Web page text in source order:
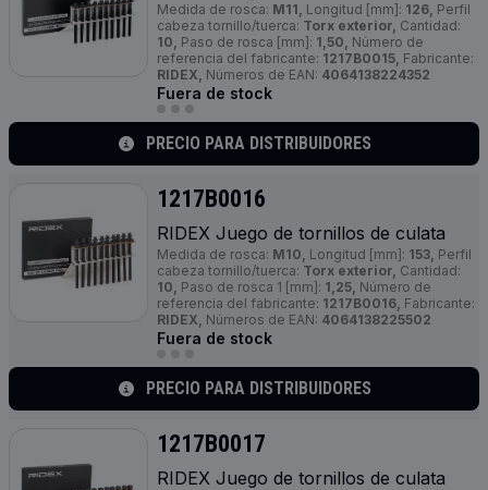
Medida de rosca: M11, Longitud [mm]: 126, Perfil
cabeza tornillo/tuerca: Torx exterior, Cantidad:
10, Paso de rosca [mm]: 1,50, Número de
referencia del fabricante: 1217B0015, Fabricante:
RIDEX, Números de EAN: 4064138224352
Fuera de stock
PRECIO PARA DISTRIBUIDORES
1217B0016
RIDEX Juego de tornillos de culata
Medida de rosca: M10, Longitud [mm]: 153, Perfil
cabeza tornillo/tuerca: Torx exterior, Cantidad:
10, Paso de rosca 1 [mm]: 1,25, Número de
referencia del fabricante: 1217B0016, Fabricante:
RIDEX, Números de EAN: 4064138225502
Fuera de stock
PRECIO PARA DISTRIBUIDORES
1217B0017
RIDEX Juego de tornillos de culata